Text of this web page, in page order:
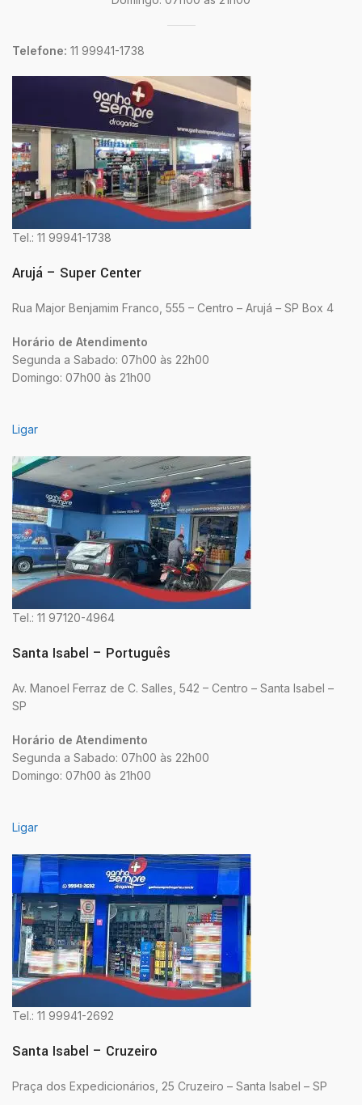
Telefone: 11 99941-1738
Tel.: 11 99941-1738
Arujá – Super Center
Rua Major Benjamim Franco, 555 – Centro – Arujá – SP Box 4
Horário de Atendimento
Segunda a Sabado: 07h00 às 22h00
Domingo: 07h00 às 21h00
Ligar
Tel.: 11 97120-4964
Santa Isabel – Português
Av. Manoel Ferraz de C. Salles, 542 – Centro – Santa Isabel –
SP
Horário de Atendimento
Segunda a Sabado: 07h00 às 22h00
Domingo: 07h00 às 21h00
Ligar
Tel.: 11 99941-2692
Santa Isabel – Cruzeiro
Praça dos Expedicionários, 25 Cruzeiro – Santa Isabel – SP